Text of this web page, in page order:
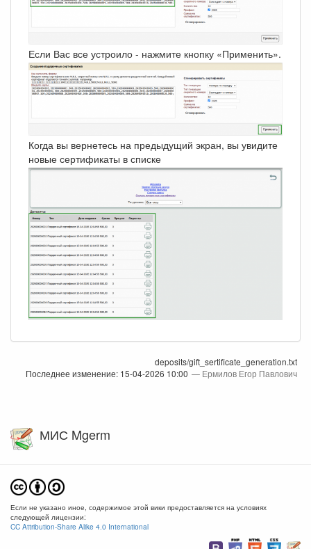
Если Вас все устроило - нажмите кнопку «Применить».
Когда вы вернетесь на предыдущий экран, вы увидите
новые сертификаты в списке
deposits/gift_sertificate_generation.txt
Последнее изменение: 15-04-2026 10:00 — Ермилов Егор Павлович
МИС Mgerm
Если не указано иное, содержимое этой вики предоставляется на условиях
следующей лицензии:
CC Attribution-Share Alike 4.0 International